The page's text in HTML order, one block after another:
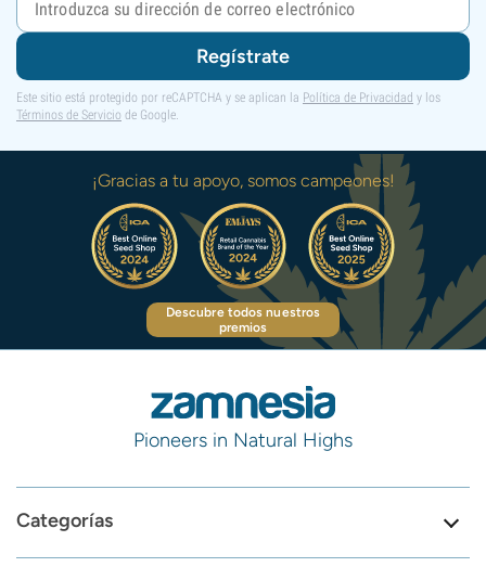
Regístrate
Este sitio está protegido por reCAPTCHA y se aplican la Política de Privacidad y los
Términos de Servicio de Google.
¡Gracias a tu apoyo, somos campeones!
Descubre todos nuestros
premios
Pioneers in Natural Highs
Categorías